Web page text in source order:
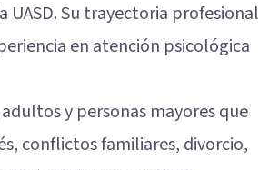
UASD. Su trayectoria profesional
en atención psicológica
y personas mayores que
conflictos familiares, divorcio,